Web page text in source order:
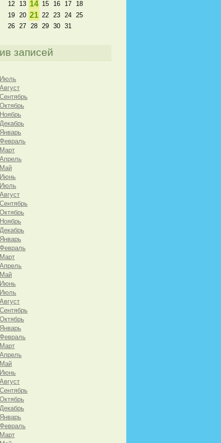
12
13 14 15 16 17
18
19
20 21 22 23 24
25
26
27 28 29 30 31
записей